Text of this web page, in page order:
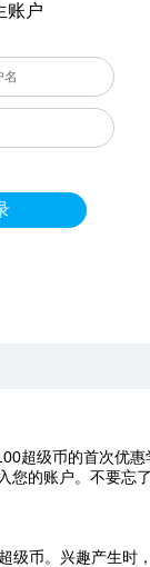
账户
超级币的首次优
您的账户。不要忘
级币。兴趣产生时